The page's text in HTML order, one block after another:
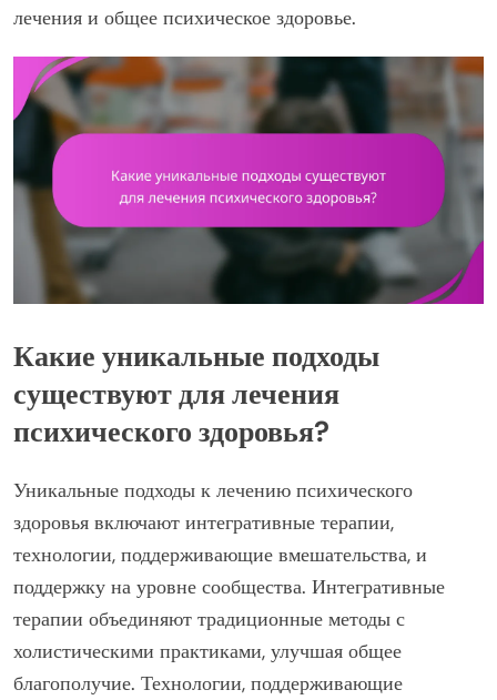
лечения и общее психическое здоровье.
Какие уникальные подходы
существуют для лечения
психического здоровья?
Уникальные подходы к лечению психического
здоровья включают интегративные терапии,
технологии, поддерживающие вмешательства, и
поддержку на уровне сообщества. Интегративные
терапии объединяют традиционные методы с
холистическими практиками, улучшая общее
благополучие. Технологии, поддерживающие